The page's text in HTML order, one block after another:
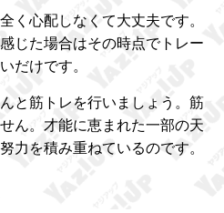
く心配しなくて大丈夫です。
じた場合はその時点でトレー
だけです。
と筋トレを行いましょう。筋
ん。才能に恵まれた一部の天
力を積み重ねているのです。